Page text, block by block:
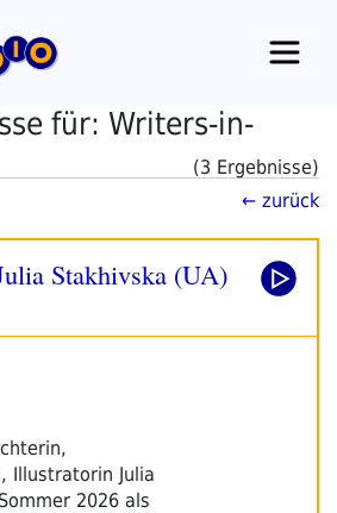
für: Writers-in-
(3 Ergebnisse)
← zurück
Stakhivska (UA)
Illustratorin Julia
2026 als